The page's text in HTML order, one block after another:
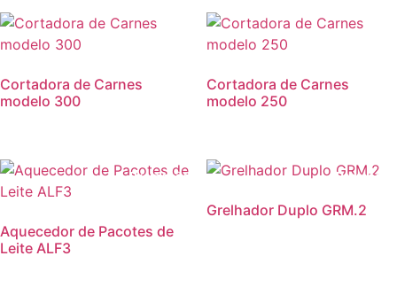
Cortadora de Carnes
modelo 300
Cortadora de Carnes
modelo 250
Promoção!
Aquecedor de Pacotes de
Leite ALF3
Grelhador Duplo GRM.2